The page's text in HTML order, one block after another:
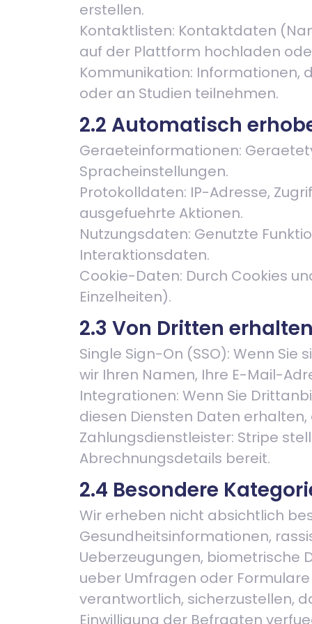
erstellen.
Kontaktlisten: Kontaktdaten
auf der Plattform hochladen
Kommunikation: Informationen,
oder an Studien teilnehmen.
2.2 Automatisch
Geraeteinformationen:
Spracheinstellungen.
Protokolldaten: IP-Adresse,
ausgefuehrte Aktionen.
Nutzungsdaten: Genutzte
Interaktionsdaten.
Cookie-Daten: Durch Cookies
Einzelheiten).
2.3 Von Dritten
Single Sign-On (SSO): Wenn
wir Ihren Namen, Ihre E-Mail-
Integrationen: Wenn Sie
diesen Diensten Daten
Zahlungsdienstleister: Stripe
Abrechnungsdetails bereit.
2.4 Besondere
Wir erheben nicht absichtlich
Gesundheitsinformationen,
Ueberzeugungen, biometrische
ueber Umfragen oder
verantwortlich, sicherzustellen,
Einwilligung der Befragten